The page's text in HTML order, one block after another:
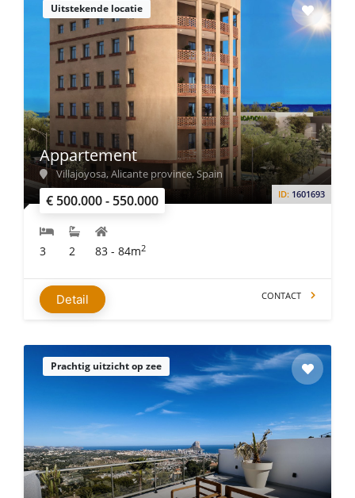
Uitstekende locatie
€ 500.000 - 550.000 ID: 1601693
Appartement
Villajoyosa, Alicante province, Spain
3 2 83 - 84m2
Detail CONTACT
Prachtig uitzicht op zee